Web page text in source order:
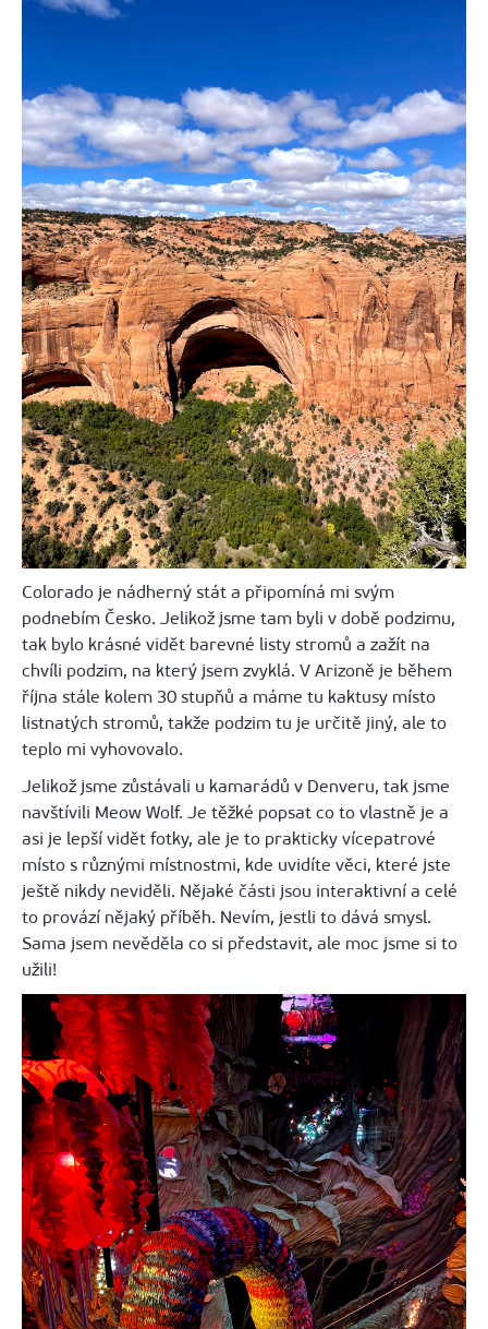
Colorado je nádherný stát a připomíná mi svým
podnebím Česko. Jelikož jsme tam byli v době podzimu,
tak bylo krásné vidět barevné listy stromů a zažít na
chvíli podzim, na který jsem zvyklá. V Arizoně je během
října stále kolem 30 stupňů a máme tu kaktusy místo
listnatých stromů, takže podzim tu je určitě jiný, ale to
teplo mi vyhovovalo.
Jelikož jsme zůstávali u kamarádů v Denveru, tak jsme
navštívili Meow Wolf. Je těžké popsat co to vlastně je a
asi je lepší vidět fotky, ale je to prakticky vícepatrové
místo s různými místnostmi, kde uvidíte věci, které jste
ještě nikdy neviděli. Nějaké části jsou interaktivní a celé
to provází nějaký příběh. Nevím, jestli to dává smysl.
Sama jsem nevěděla co si představit, ale moc jsme si to
užili!